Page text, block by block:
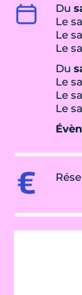
Du
Le
Le
Le
Du
Le
Le
Le